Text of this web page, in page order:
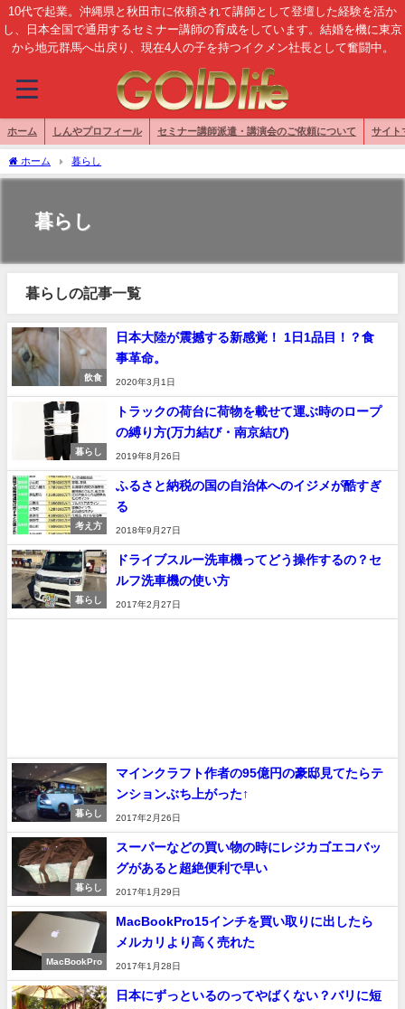
10代で起業。沖縄県と秋田市に依頼されて講師として登壇した経験を活か
し、日本全国で通用するセミナー講師の育成をしています。結婚を機に東京
から地元群馬へ出戻り、現在4人の子を持つイクメン社長として奮闘中。
ホーム しんやプロフィール セミナー講師派遣・講演会のご依頼について サイト
ホーム 暮らし
暮らし
暮らしの記事一覧
飲食
日本大陸が震撼する新感覚！ 1日1品目！？食
事革命。
2020年3月1日
暮らし
トラックの荷台に荷物を載せて運ぶ時のロープ
の縛り方(万力結び・南京結び)
2019年8月26日
考え方
ふるさと納税の国の自治体へのイジメが酷すぎ
る
2018年9月27日
暮らし
ドライブスルー洗車機ってどう操作するの？セ
ルフ洗車機の使い方
2017年2月27日
暮らし
マインクラフト作者の95億円の豪邸見てたらテ
ンションぶち上がった↑
2017年2月26日
暮らし
スーパーなどの買い物の時にレジカゴエコバッ
グがあると超絶便利で早い
2017年1月29日
MacBookPro
MacBookPro15インチを買い取りに出したら
メルカリより高く売れた
2017年1月28日
日本にずっといるのってやばくない？バリに短